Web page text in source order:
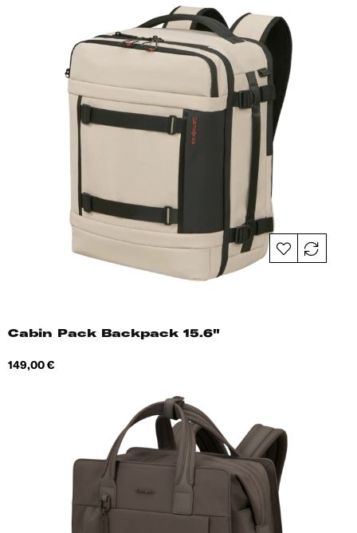
Cabin Pack Backpack 15.6"
Hind
149,00 €